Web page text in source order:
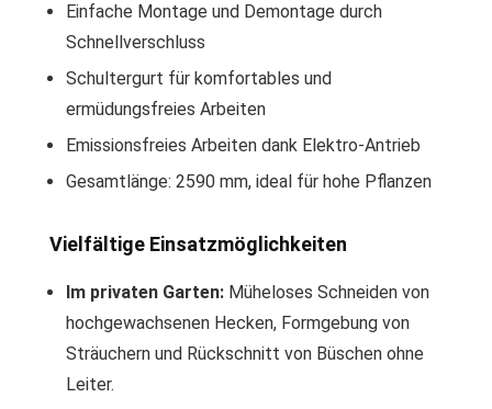
Einfache Montage und Demontage durch
Schnellverschluss
Schultergurt für komfortables und
ermüdungsfreies Arbeiten
Emissionsfreies Arbeiten dank Elektro-Antrieb
Gesamtlänge: 2590 mm, ideal für hohe Pflanzen
Vielfältige Einsatzmöglichkeiten
Im privaten Garten: Müheloses Schneiden von
hochgewachsenen Hecken, Formgebung von
Sträuchern und Rückschnitt von Büschen ohne
Leiter.